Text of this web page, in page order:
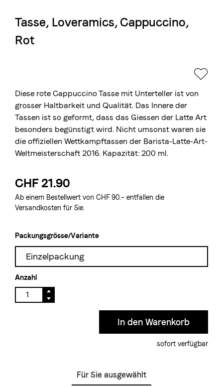
Die Berner Rösterei
Blasercafé
© 2026 Blasercafé AG
Tasse, Loveramics, Cappuccino,
Rot
Diese rote Cappuccino Tasse mit Unterteller ist von
grosser Haltbarkeit und Qualität. Das Innere der
Tassen ist so geformt, dass das Giessen der Latte Art
besonders begünstigt wird. Nicht umsonst waren sie
die offiziellen Wettkampftassen der Barista-Latte-Art-
Weltmeisterschaft 2016. Kapazität: 200 ml.
CHF 21.90
Ab einem Bestellwert von CHF 90.– entfallen die
Versandkosten für Sie.
Packungsgrösse/Variante
Einzelpackung
Anzahl
sofort verfügbar
Für Sie ausgewählt